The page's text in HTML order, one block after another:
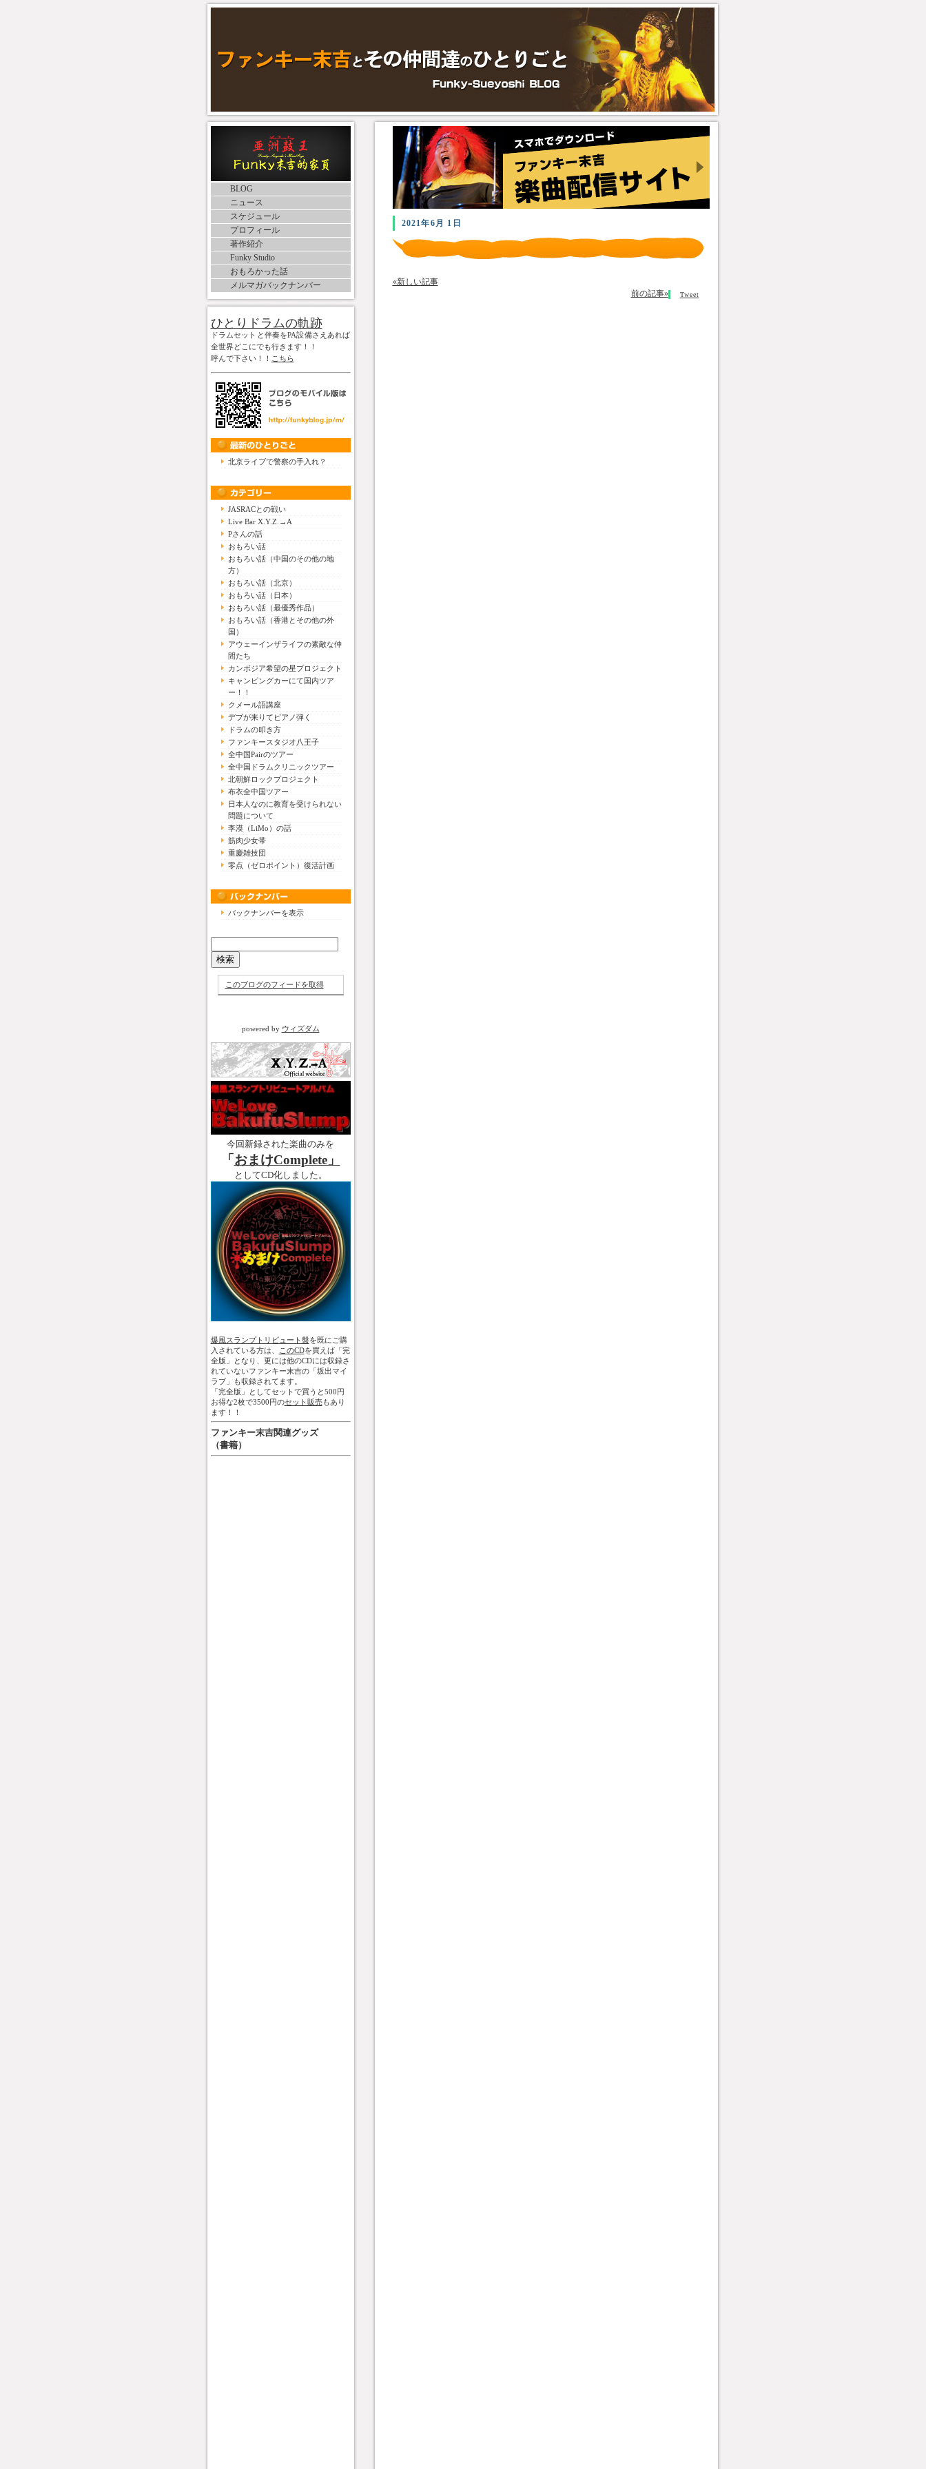
BLOG
ニュース
スケジュール
プロフィール
著作紹介
Funky Studio
おもろかった話
メルマガバックナンバー
ひとりドラムの軌跡
ドラムセットと伴奏をPA設備さえあれば
全世界どこにでも行きます！！
呼んで下さい！！ こちら
北京ライブで警察の手入れ？
JASRACとの戦い
Live Bar X.Y.Z.→A
Pさんの話
おもろい話
おもろい話（中国のその他の地
方）
おもろい話（北京）
おもろい話（日本）
おもろい話（最優秀作品）
おもろい話（香港とその他の外
国）
アウェーインザライフの素敵な仲
間たち
カンボジア希望の星プロジェクト
キャンピングカーにて国内ツア
ー！！
クメール語講座
デブが来りてピアノ弾く
ドラムの叩き方
ファンキースタジオ八王子
全中国Pairのツアー
全中国ドラムクリニックツアー
北朝鮮ロックプロジェクト
布衣全中国ツアー
日本人なのに教育を受けられない
問題について
李漠（LiMo）の話
筋肉少女帯
重慶雑技団
零点（ゼロポイント）復活計画
バックナンバーを表示
このブログのフィードを取得
powered by ウィズダム
今回新録された楽曲のみを
「おまけComplete」
としてCD化しました。
爆風スランプトリビュート盤を既にご購
入されている方は、
このCDを買えば「完
全版」となり、更には他のCDには収録さ
れていないファンキー末吉の「坂出マイ
ラブ」も収録されてます。
「完全版」としてセットで買うと500円
お得な2枚で3500円のセット販売もあり
ます！！
ファンキー末吉関連グッズ
（書籍）
2021年6月 1日
Tweet
«新しい記事
前の記事»